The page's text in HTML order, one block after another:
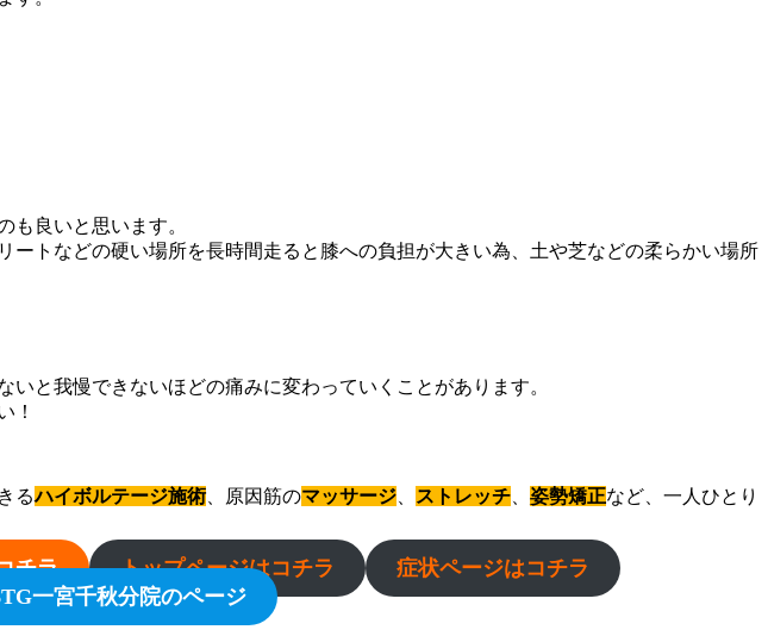
も良いと思います。
トなどの硬い場所を長時間走ると膝への負担が大きい為、土や芝などの柔らかい場所
と我慢できないほどの痛みに変わっていくことがあります。
！
るハイボルテージ施術、原因筋のマッサージ ストレッチ 姿勢矯正など、一人ひとり
チラ トップページはコチラ
症状ページはコチラ
一宮千秋分院のページ